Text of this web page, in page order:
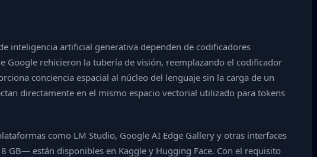
inteligencia artificial generativa dependen de codificadores
Google rehicieron la tubería de visión, reemplazando el codificador
conciencia espacial al núcleo del lenguaje sin la carga de un
directamente en el mismo espacio vectorial utilizado para tokens
como LM Studio, Google AI Edge Gallery y otras interfaces
están disponibles en Kaggle y Hugging Face. Con el requisito